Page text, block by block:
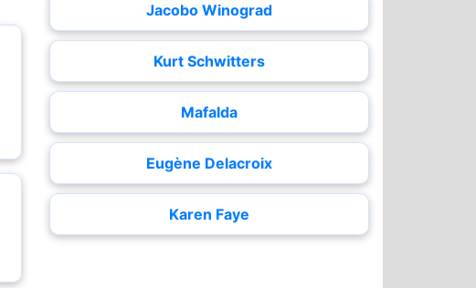
Jacobo Winograd
Kurt Schwitters
Mafalda
Eugène Delacroix
Karen Faye